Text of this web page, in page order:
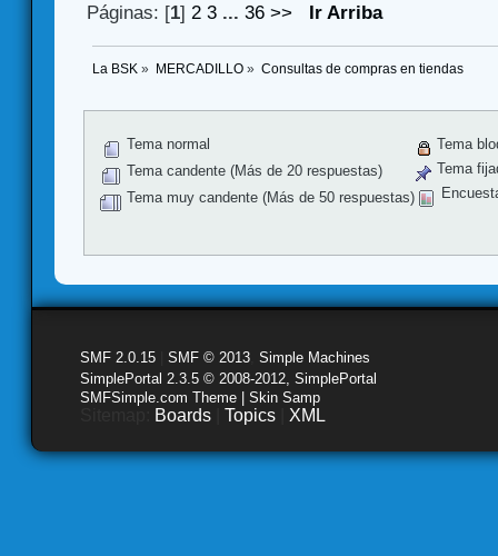
Páginas: [1] 2 3 ...36 >> Ir Arriba
La BSK » MERCADILLO» Consultas de compras en tiendas
Tema normal
Tema candente (Más de 20 respuestas)
Tema muy candente (Más de 50 respuestas)
Tema
Tema
SMF 2.0.15 SMF © 2013 Simple Machines
SimplePortal 2.3.5 © 2008-2012, SimplePortal
SMFSimple.com Theme | Skin Samp
Boards Topics XML